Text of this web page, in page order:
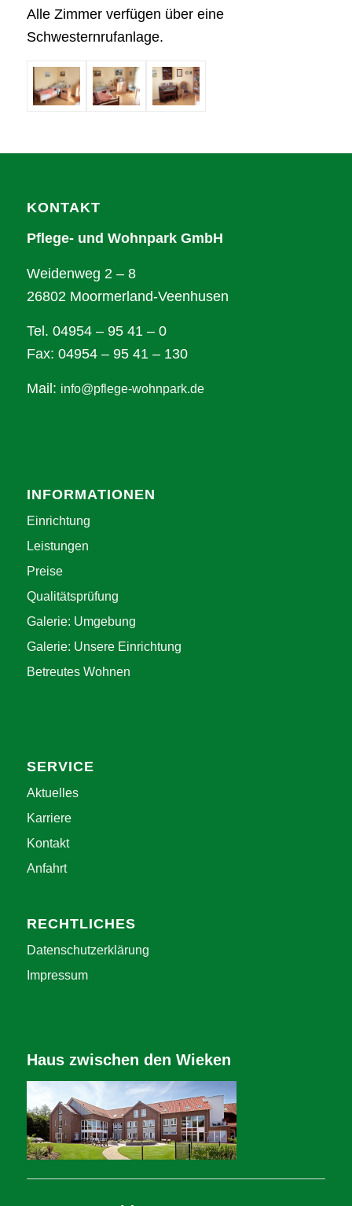
Alle Zimmer verfügen über eine
Schwesternrufanlage.
KONTAKT
Pflege- und Wohnpark GmbH
Weidenweg 2 – 8
26802 Moormerland-Veenhusen
Tel. 04954 – 95 41 – 0
Fax: 04954 – 95 41 – 130
Mail: info@pflege-wohnpark.de
INFORMATIONEN
Einrichtung
Leistungen
Preise
Qualitätsprüfung
Galerie: Umgebung
Galerie: Unsere Einrichtung
Betreutes Wohnen
SERVICE
Aktuelles
Karriere
Kontakt
Anfahrt
RECHTLICHES
Datenschutzerklärung
Impressum
Haus zwischen den Wieken